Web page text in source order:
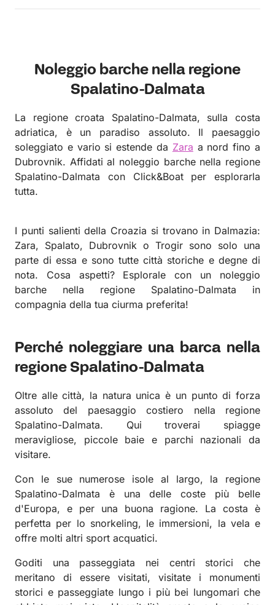
Noleggio barche nella regione
Spalatino-Dalmata
La regione croata Spalatino-Dalmata, sulla costa
adriatica, è un paradiso assoluto. Il paesaggio
soleggiato e vario si estende da Zara a nord fino a
Dubrovnik. Affidati al noleggio barche nella regione
Spalatino-Dalmata con Click&Boat per esplorarla
tutta.
I punti salienti della Croazia si trovano in Dalmazia:
Zara, Spalato, Dubrovnik o Trogir sono solo una
parte di essa e sono tutte città storiche e degne di
nota. Cosa aspetti? Esplorale con un noleggio
barche nella regione Spalatino-Dalmata in
compagnia della tua ciurma preferita!
Perché noleggiare una barca nella
regione Spalatino-Dalmata
Oltre alle città, la natura unica è un punto di forza
assoluto del paesaggio costiero nella regione
Spalatino-Dalmata. Qui troverai spiagge
meravigliose, piccole baie e parchi nazionali da
visitare.
Con le sue numerose isole al largo, la regione
Spalatino-Dalmata è una delle coste più belle
d'Europa, e per una buona ragione. La costa è
perfetta per lo snorkeling, le immersioni, la vela e
offre molti altri sport acquatici.
Goditi una passeggiata nei centri storici che
meritano di essere visitati, visitate i monumenti
storici e passeggiate lungo i più bei lungomari che